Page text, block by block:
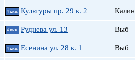
4 ккв. Культуры пр. 29 к. 2 Калин
4 ккв. Руднева ул. 13 Выб
4 ккв. Есенина ул. 28 к. 1 Выб